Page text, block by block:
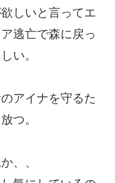
しいと言ってエ
逃亡で森に戻っ
い。
アイナを守るた
つ。
、、